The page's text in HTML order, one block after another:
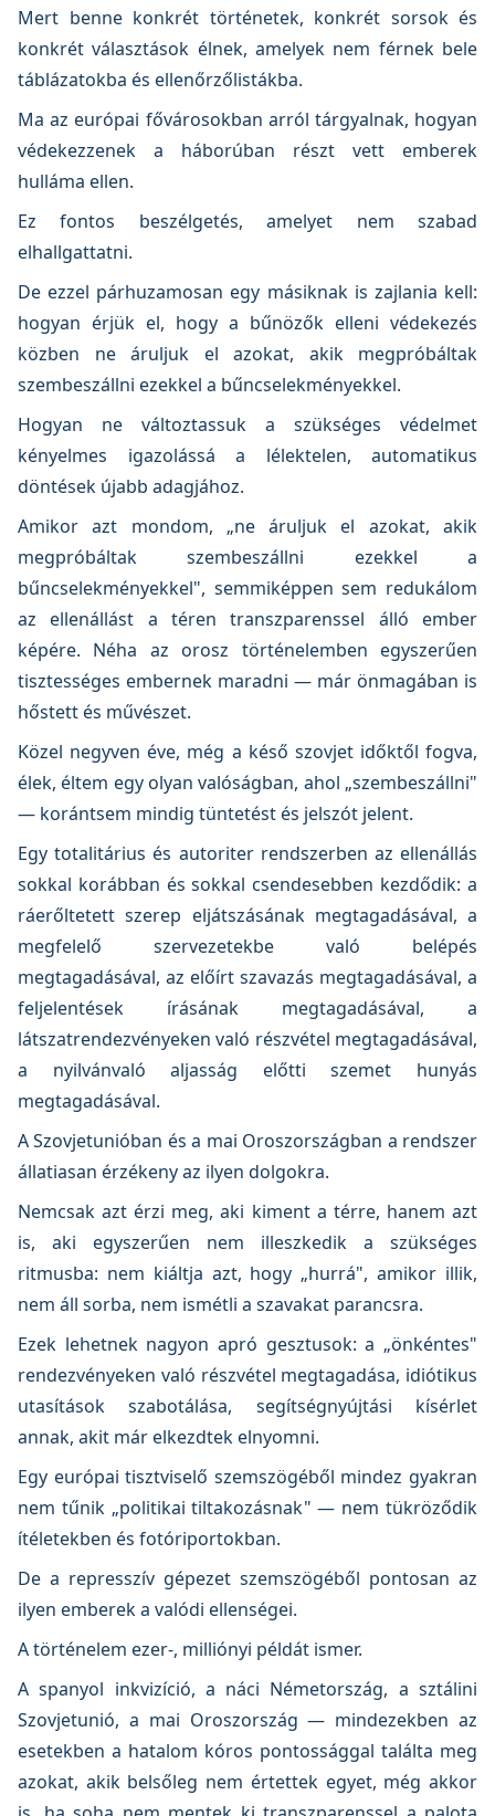
Mert benne konkrét történetek, konkrét sorsok és
konkrét választások élnek, amelyek nem férnek bele
táblázatokba és ellenőrzőlistákba.
Ma az európai fővárosokban arról tárgyalnak, hogyan
védekezzenek a háborúban részt vett emberek
hulláma ellen.
Ez fontos beszélgetés, amelyet nem szabad
elhallgattatni.
De ezzel párhuzamosan egy másiknak is zajlania kell:
hogyan érjük el, hogy a bűnözők elleni védekezés
közben ne áruljuk el azokat, akik megpróbáltak
szembeszállni ezekkel a bűncselekményekkel.
Hogyan ne változtassuk a szükséges védelmet
kényelmes igazolássá a lélektelen, automatikus
döntések újabb adagjához.
Amikor azt mondom, „ne áruljuk el azokat, akik
megpróbáltak szembeszállni ezekkel a
bűncselekményekkel", semmiképpen sem redukálom
az ellenállást a téren transzparenssel álló ember
képére. Néha az orosz történelemben egyszerűen
tisztességes embernek maradni — már önmagában is
hőstett és művészet.
Közel negyven éve, még a késő szovjet időktől fogva,
élek, éltem egy olyan valóságban, ahol „szembeszállni"
— korántsem mindig tüntetést és jelszót jelent.
Egy totalitárius és autoriter rendszerben az ellenállás
sokkal korábban és sokkal csendesebben kezdődik: a
ráerőltetett szerep eljátszásának megtagadásával, a
megfelelő szervezetekbe való belépés
megtagadásával, az előírt szavazás megtagadásával, a
feljelentések írásának megtagadásával, a
látszatrendezvényeken való részvétel megtagadásával,
a nyilvánvaló aljasság előtti szemet hunyás
megtagadásával.
A Szovjetunióban és a mai Oroszországban a rendszer
állatiasan érzékeny az ilyen dolgokra.
Nemcsak azt érzi meg, aki kiment a térre, hanem azt
is, aki egyszerűen nem illeszkedik a szükséges
ritmusba: nem kiáltja azt, hogy „hurrá", amikor illik,
nem áll sorba, nem ismétli a szavakat parancsra.
Ezek lehetnek nagyon apró gesztusok: a „önkéntes"
rendezvényeken való részvétel megtagadása, idiótikus
utasítások szabotálása, segítségnyújtási kísérlet
annak, akit már elkezdtek elnyomni.
Egy európai tisztviselő szemszögéből mindez gyakran
nem tűnik „politikai tiltakozásnak" — nem tükröződik
ítéletekben és fotóriportokban.
De a represszív gépezet szemszögéből pontosan az
ilyen emberek a valódi ellenségei.
A történelem ezer-, milliónyi példát ismer.
A spanyol inkvizíció, a náci Németország, a sztálini
Szovjetunió, a mai Oroszország — mindezekben az
esetekben a hatalom kóros pontossággal találta meg
azokat, akik belsőleg nem értettek egyet, még akkor